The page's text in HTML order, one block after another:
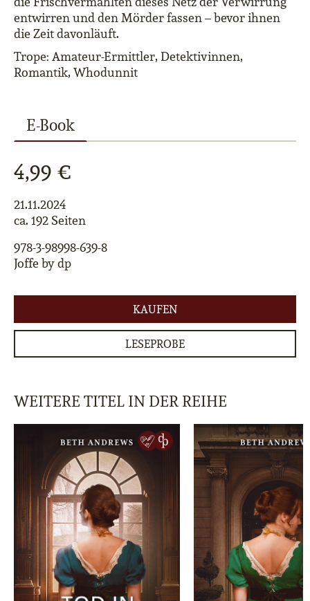
entwirren und den Mörder fassen – bevor ihnen
die Zeit davonläuft.
Trope: Amateur-Ermittler, Detektivinnen,
Romantik, Whodunnit
E-Book
4,99 €
21.11.2024
ca. 192 Seiten
978-3-98998-639-8
Joffe by dp
KAUFEN
LESEPROBE
WEITERE TITEL IN DER REIHE